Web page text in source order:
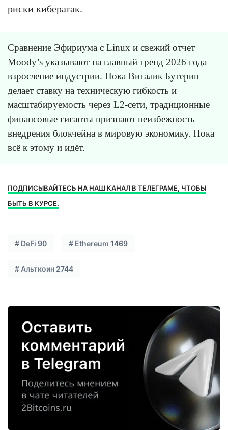
риски кибератак.
Сравнение Эфириума с Linux и свежий отчет
Moody’s указывают на главный тренд 2026 года —
взросление индустрии. Пока Виталик Бутерин
делает ставку на техническую гибкость и
масштабируемость через L2-сети, традиционные
финансовые гиганты признают неизбежность
внедрения блокчейна в мировую экономику. Пока
всё к этому и идёт.
ПОДПИСЫВАЙТЕСЬ НА НАШ КАНАЛ В ТЕЛЕГРАМЕ, ЧТОБЫ
БЫТЬ В КУРСЕ.
# DeFi 90 # Ethereum 1469
# Альткоин 2744